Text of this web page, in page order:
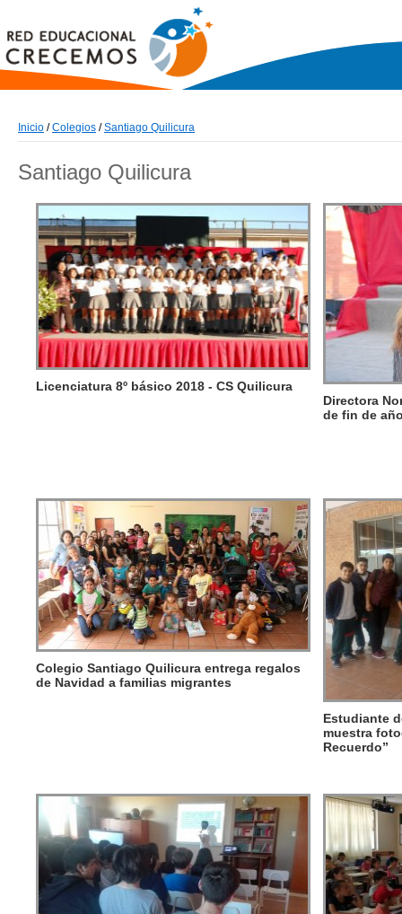
Inicio /Colegios /Santiago Quilicura
Santiago Quilicura
Licenciatura 8º básico 2018 - CS Quilicura
Directora
de fin de
Colegio Santiago Quilicura entrega regalos
de Navidad a familias migrantes
Estudiante
muestra
Recuerdo”